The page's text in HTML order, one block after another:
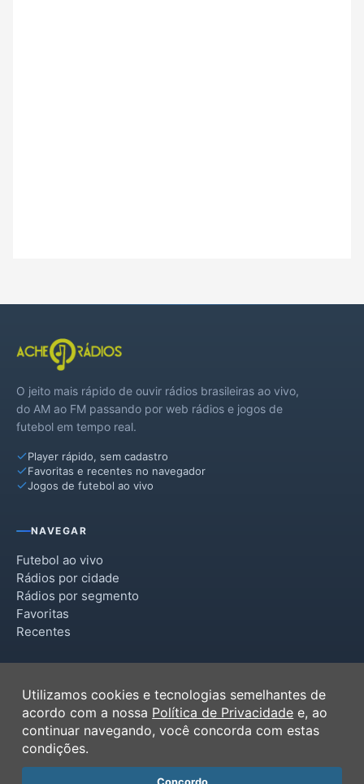
O jeito mais rápido de ouvir rádios brasileiras ao vivo,
do AM ao FM passando por web rádios e jogos de
futebol em tempo real.
Player rápido, sem cadastro
Favoritas e recentes no navegador
Jogos de futebol ao vivo
NAVEGAR
Futebol ao vivo
Rádios por cidade
Rádios por segmento
Favoritas
Recentes
Termos de Uso
Política de Privacidade
Ferramentas
Contato
Utilizamos cookies e tecnologias semelhantes de
acordo com a nossa Política de Privacidade e, ao
continuar navegando, você concorda com estas
condições.